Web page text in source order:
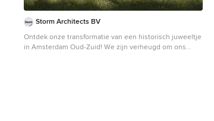
Storm Architects BV
Ontdek onze transformatie van een historisch juweeltje
in Amsterdam Oud-Zuid! We zijn verheugd om ons